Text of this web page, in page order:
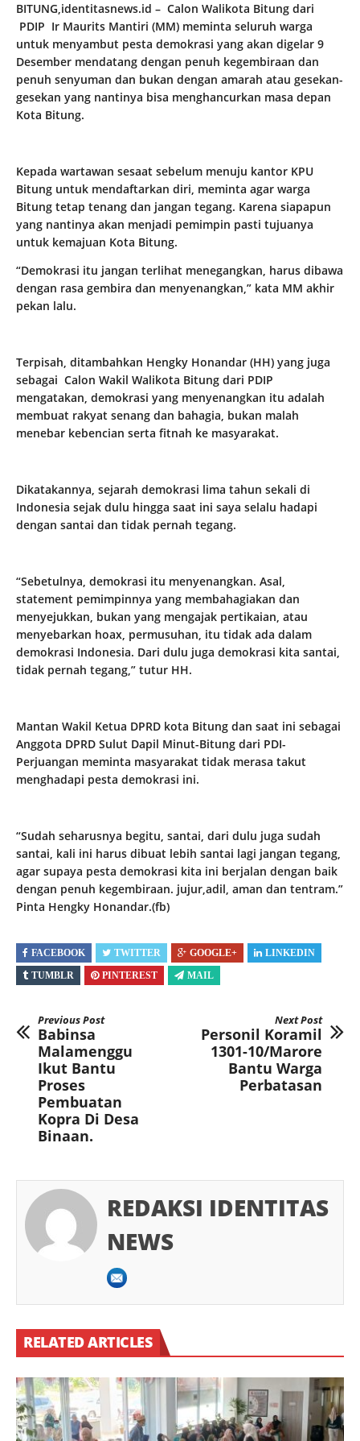
BITUNG,identitasnews.id – Calon Walikota Bitung dari
PDIP Ir Maurits Mantiri (MM) meminta seluruh warga
untuk menyambut pesta demokrasi yang akan digelar 9
Desember mendatang dengan penuh kegembiraan dan
penuh senyuman dan bukan dengan amarah atau gesekan-
gesekan yang nantinya bisa menghancurkan masa depan
Kota Bitung.
Kepada wartawan sesaat sebelum menuju kantor KPU
Bitung untuk mendaftarkan diri, meminta agar warga
Bitung tetap tenang dan jangan tegang. Karena siapapun
yang nantinya akan menjadi pemimpin pasti tujuanya
untuk kemajuan Kota Bitung.
“Demokrasi itu jangan terlihat menegangkan, harus dibawa
dengan rasa gembira dan menyenangkan,” kata MM akhir
pekan lalu.
Terpisah, ditambahkan Hengky Honandar (HH) yang juga
sebagai Calon Wakil Walikota Bitung dari PDIP
mengatakan, demokrasi yang menyenangkan itu adalah
membuat rakyat senang dan bahagia, bukan malah
menebar kebencian serta fitnah ke masyarakat.
Dikatakannya, sejarah demokrasi lima tahun sekali di
Indonesia sejak dulu hingga saat ini saya selalu hadapi
dengan santai dan tidak pernah tegang.
“Sebetulnya, demokrasi itu menyenangkan. Asal,
statement pemimpinnya yang membahagiakan dan
menyejukkan, bukan yang mengajak pertikaian, atau
menyebarkan hoax, permusuhan, itu tidak ada dalam
demokrasi Indonesia. Dari dulu juga demokrasi kita santai,
tidak pernah tegang,” tutur HH.
Mantan Wakil Ketua DPRD kota Bitung dan saat ini sebagai
Anggota DPRD Sulut Dapil Minut-Bitung dari PDI-
Perjuangan meminta masyarakat tidak merasa takut
menghadapi pesta demokrasi ini.
“Sudah seharusnya begitu, santai, dari dulu juga sudah
santai, kali ini harus dibuat lebih santai lagi jangan tegang,
agar supaya pesta demokrasi kita ini berjalan dengan baik
dengan penuh kegembiraan. jujur,adil, aman dan tentram.”
Pinta Hengky Honandar.(fb)
FACEBOOK TWITTER GOOGLE+
LINKEDIN
TUMBLR
PINTEREST MAIL
Previous Post
Babinsa
Malamenggu
Ikut Bantu
Proses
Pembuatan
Kopra Di Desa
Binaan.
Next Post
Personil Koramil
1301-10/Marore
Bantu Warga
Perbatasan
REDAKSI IDENTITAS
NEWS
RELATED ARTICLES